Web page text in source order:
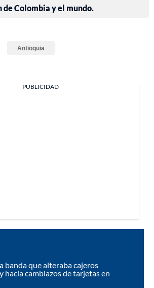
Colombia y el mundo.
Antioquia
PUBLICIDAD
banda que alteraba cajeros
hacía cambiazos de tarjetas en